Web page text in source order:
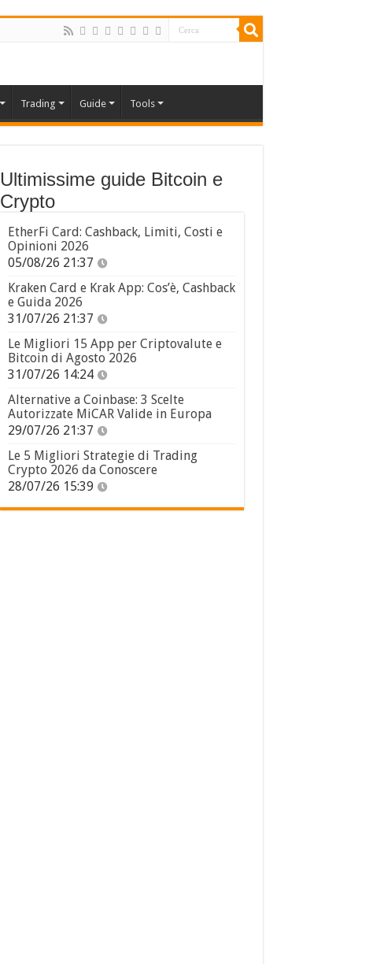
Trading Guide Tools
Ultimissime guide Bitcoin e
Crypto
EtherFi Card: Cashback, Limiti, Costi e
Opinioni 2026
05/08/26 21:37
Kraken Card e Krak App: Cos’è, Cashback
e Guida 2026
31/07/26 21:37
Le Migliori 15 App per Criptovalute e
Bitcoin di Agosto 2026
31/07/26 14:24
Alternative a Coinbase: 3 Scelte
Autorizzate MiCAR Valide in Europa
29/07/26 21:37
Le 5 Migliori Strategie di Trading
Crypto 2026 da Conoscere
28/07/26 15:39